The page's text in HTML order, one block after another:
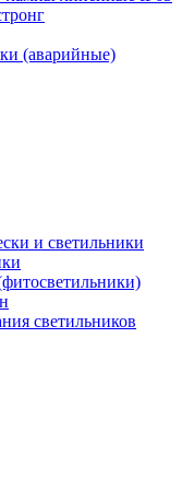
(аварийные)
и светильники
светильников